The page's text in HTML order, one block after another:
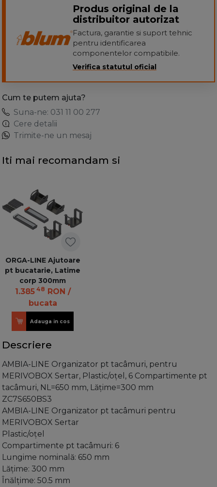
Produs original de la
distribuitor autorizat
Factura, garantie si suport tehnic
pentru identificarea
componentelor compatibile.
Verifica statutul oficial
Cum te putem ajuta?
Suna-ne: 031 11 00 277
Cere detalii
Trimite-ne un mesaj
Iti mai recomandam si
ORGA-LINE Ajutoare
pt bucatarie, Latime
corp 300mm
1.385 48 RON /
bucata
Adauga in cos
Descriere
AMBIA-LINE Organizator pt tacâmuri, pentru
MERIVOBOX Sertar, Plastic/oţel, 6 Compartimente pt
tacâmuri, NL=650 mm, Lăţime=300 mm
ZC7S650BS3
AMBIA-LINE Organizator pt tacâmuri pentru
MERIVOBOX Sertar
Plastic/oţel
Compartimente pt tacâmuri: 6
Lungime nominală: 650 mm
Lăţime: 300 mm
Înălţime: 50.5 mm